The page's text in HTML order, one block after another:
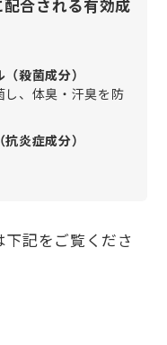
合される有効成
殺菌成分）
、体臭・汗臭を防
炎症成分）
記をご覧くださ